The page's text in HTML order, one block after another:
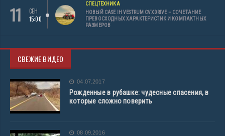
11
СЕН
15:00
СПЕЦТЕХНИКА
НОВЫЙ CASE IH VESTRUM CVXDRIVE – СОЧЕТАНИЕ
ПРЕВОСХОДНЫХ ХАРАКТЕРИСТИК И КОМПАКТНЫХ
РАЗМЕРОВ
СВЕЖИЕ ВИДЕО
04.07.2017
Рожденные в рубашке: чудесные спасения, в
которые сложно поверить
08.09.2016